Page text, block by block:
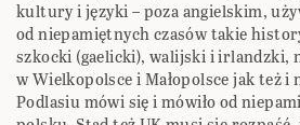
kultury i języki – poza angielskim,
od niepamiętnych czasów takie
szkocki (gaelicki), walijski i irlandzki,
w Wielkopolsce i Małopolsce jak też i
Podlasiu mówi się i mówiło od